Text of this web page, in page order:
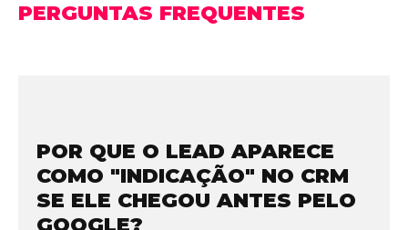
PERGUNTAS FREQUENTES
POR QUE O LEAD APARECE
COMO "INDICAÇÃO" NO CRM
SE ELE CHEGOU ANTES PELO